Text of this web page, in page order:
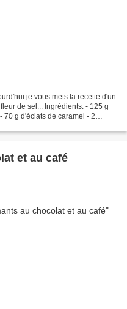
je vous mets la recette d'un
de sel... Ingrédients: - 125 g
70 g d'éclats de caramel - 2
et au café